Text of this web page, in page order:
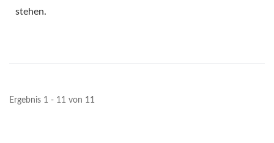
stehen.
Ergebnis 1 - 11 von 11